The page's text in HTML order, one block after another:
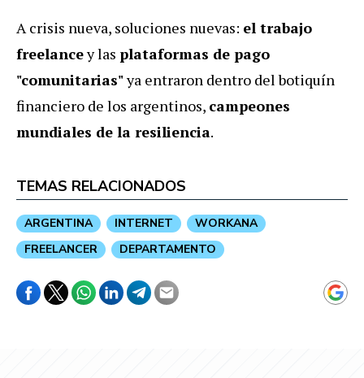
A crisis nueva, soluciones nuevas: el trabajo
freelancey las plataformas de pago
"comunitarias"ya entraron dentro del botiquín
financiero de los argentinos, campeones
mundiales de la resiliencia.
TEMAS RELACIONADOS
ARGENTINA INTERNET
WORKANA
FREELANCER
DEPARTAMENTO